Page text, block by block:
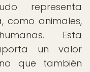
representa
como animales,
Esta
un valor
que también